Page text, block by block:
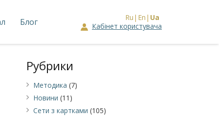
Блог Ru En Ua
Кабінет користувача
Рубрики
Методика (7)
Новини (11)
Сети з картками (105)